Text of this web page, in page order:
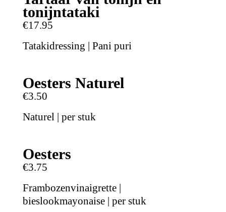
tonijntataki
€17.95
Tatakidressing | Pani puri
Oesters Naturel
€3.50
Naturel | per stuk
Oesters
€3.75
Frambozenvinaigrette |
bieslookmayonaise | per stuk